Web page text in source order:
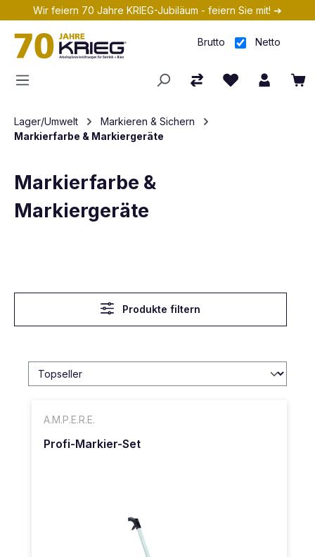
Zum Hauptinhalt springen
Wir feiern 70 Jahre KRIEG-Jubiläum - feiern Sie mit! ➔
Brutto Netto
Lager/Umwelt
Markieren & Sichern
Markierfarbe & Markiergeräte
Markierfarbe &
Markiergeräte
Produkte filtern
A.M.P.E.R.E.
Profi-Markier-Set